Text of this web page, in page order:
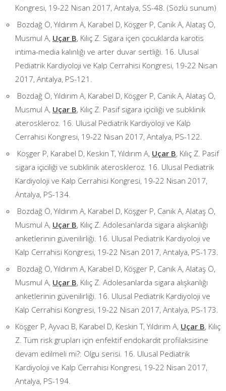
Kongresi, 19-22 Nisan 2017, Antalya, SS-48. (Sözlü sunum)
Bozdağ Ö, Yıldırım A, Karabel D, Köşger P, Canik A, Alataş Ö,
Musmul A, Uçar B, Kılıç Z. Sigara içen çocuklarda karotis
intima-media kalınlığı ve arter duvar sertliği. 16. Ulusal
Pediatrik Kardiyoloji ve Kalp Cerrahisi Kongresi, 19-22 Nisan
2017, Antalya, PS-121.
Bozdağ Ö, Yıldırım A, Karabel D, Köşger P, Canik A, Alataş Ö,
Musmul A, Uçar B, Kılıç Z. Pasif sigara içiciliği ve subklinik
ateroskleroz. 16. Ulusal Pediatrik Kardiyoloji ve Kalp
Cerrahisi Kongresi, 19-22 Nisan 2017, Antalya, PS-122.
Köşger P, Karabel D, Keskin T, Yıldırım A, Uçar B, Kılıç Z. Pasif
sigara içiciliği ve subklinik ateroskleroz. 16. Ulusal Pediatrik
Kardiyoloji ve Kalp Cerrahisi Kongresi, 19-22 Nisan 2017,
Antalya, PS-134.
Bozdağ Ö, Yıldırım A, Karabel D, Köşger P, Canik A, Alataş Ö,
Musmul A, Uçar B, Kılıç Z. Adolesanlarda sigara alışkanlığı
anketlerinin güvenilirliği. 16. Ulusal Pediatrik Kardiyoloji ve
Kalp Cerrahisi Kongresi, 19-22 Nisan 2017, Antalya, PS-173.
Bozdağ Ö, Yıldırım A, Karabel D, Köşger P, Canik A, Alataş Ö,
Musmul A, Uçar B, Kılıç Z. Adolesanlarda sigara alışkanlığı
anketlerinin güvenilirliği. 16. Ulusal Pediatrik Kardiyoloji ve
Kalp Cerrahisi Kongresi, 19-22 Nisan 2017, Antalya, PS-173.
Köşger P, Ayvacı B, Karabel D, Keskin T, Yıldırım A, Uçar B, Kılıç
Z. Tüm risk grupları için enfektif endokardit profilaksisine
devam edilmeli mi?: Olgu serisi. 16. Ulusal Pediatrik
Kardiyoloji ve Kalp Cerrahisi Kongresi, 19-22 Nisan 2017,
Antalya, PS-194.